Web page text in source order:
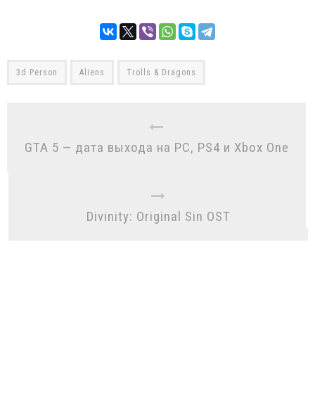
3d Person Aliens Trolls & Dragons
GTA 5 — дата выхода на PC, PS4 и Xbox One
Divinity: Original Sin OST